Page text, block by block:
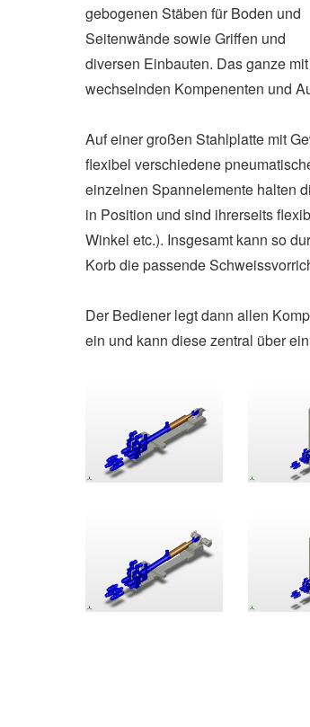
gebogenen Stäben für Boden und
Seitenwände sowie Griffen und
diversen Einbauten. Das ganze mit
wechselnden Kompenenten und
Auf einer großen Stahlplatte mit
flexibel verschiedene
einzelnen Spannelemente halten
in Position und sind ihrerseits
Winkel etc.). Insgesamt kann so
Korb die passende
Der Bediener legt dann allen
ein und kann diese zentral über